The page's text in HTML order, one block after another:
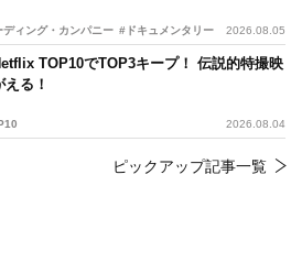
ィング・カンパニー #ドキュメンタリー 2026.08.05
TOP10でTOP3キープ！ 伝説的特撮映
る！
2026.08.04
ピックアップ記事一覧